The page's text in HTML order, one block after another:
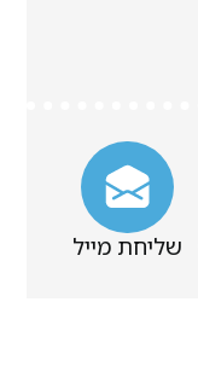
שליחת מייל